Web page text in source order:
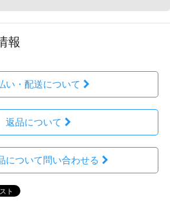
報
い・配送について
返品について
について問い合わせる